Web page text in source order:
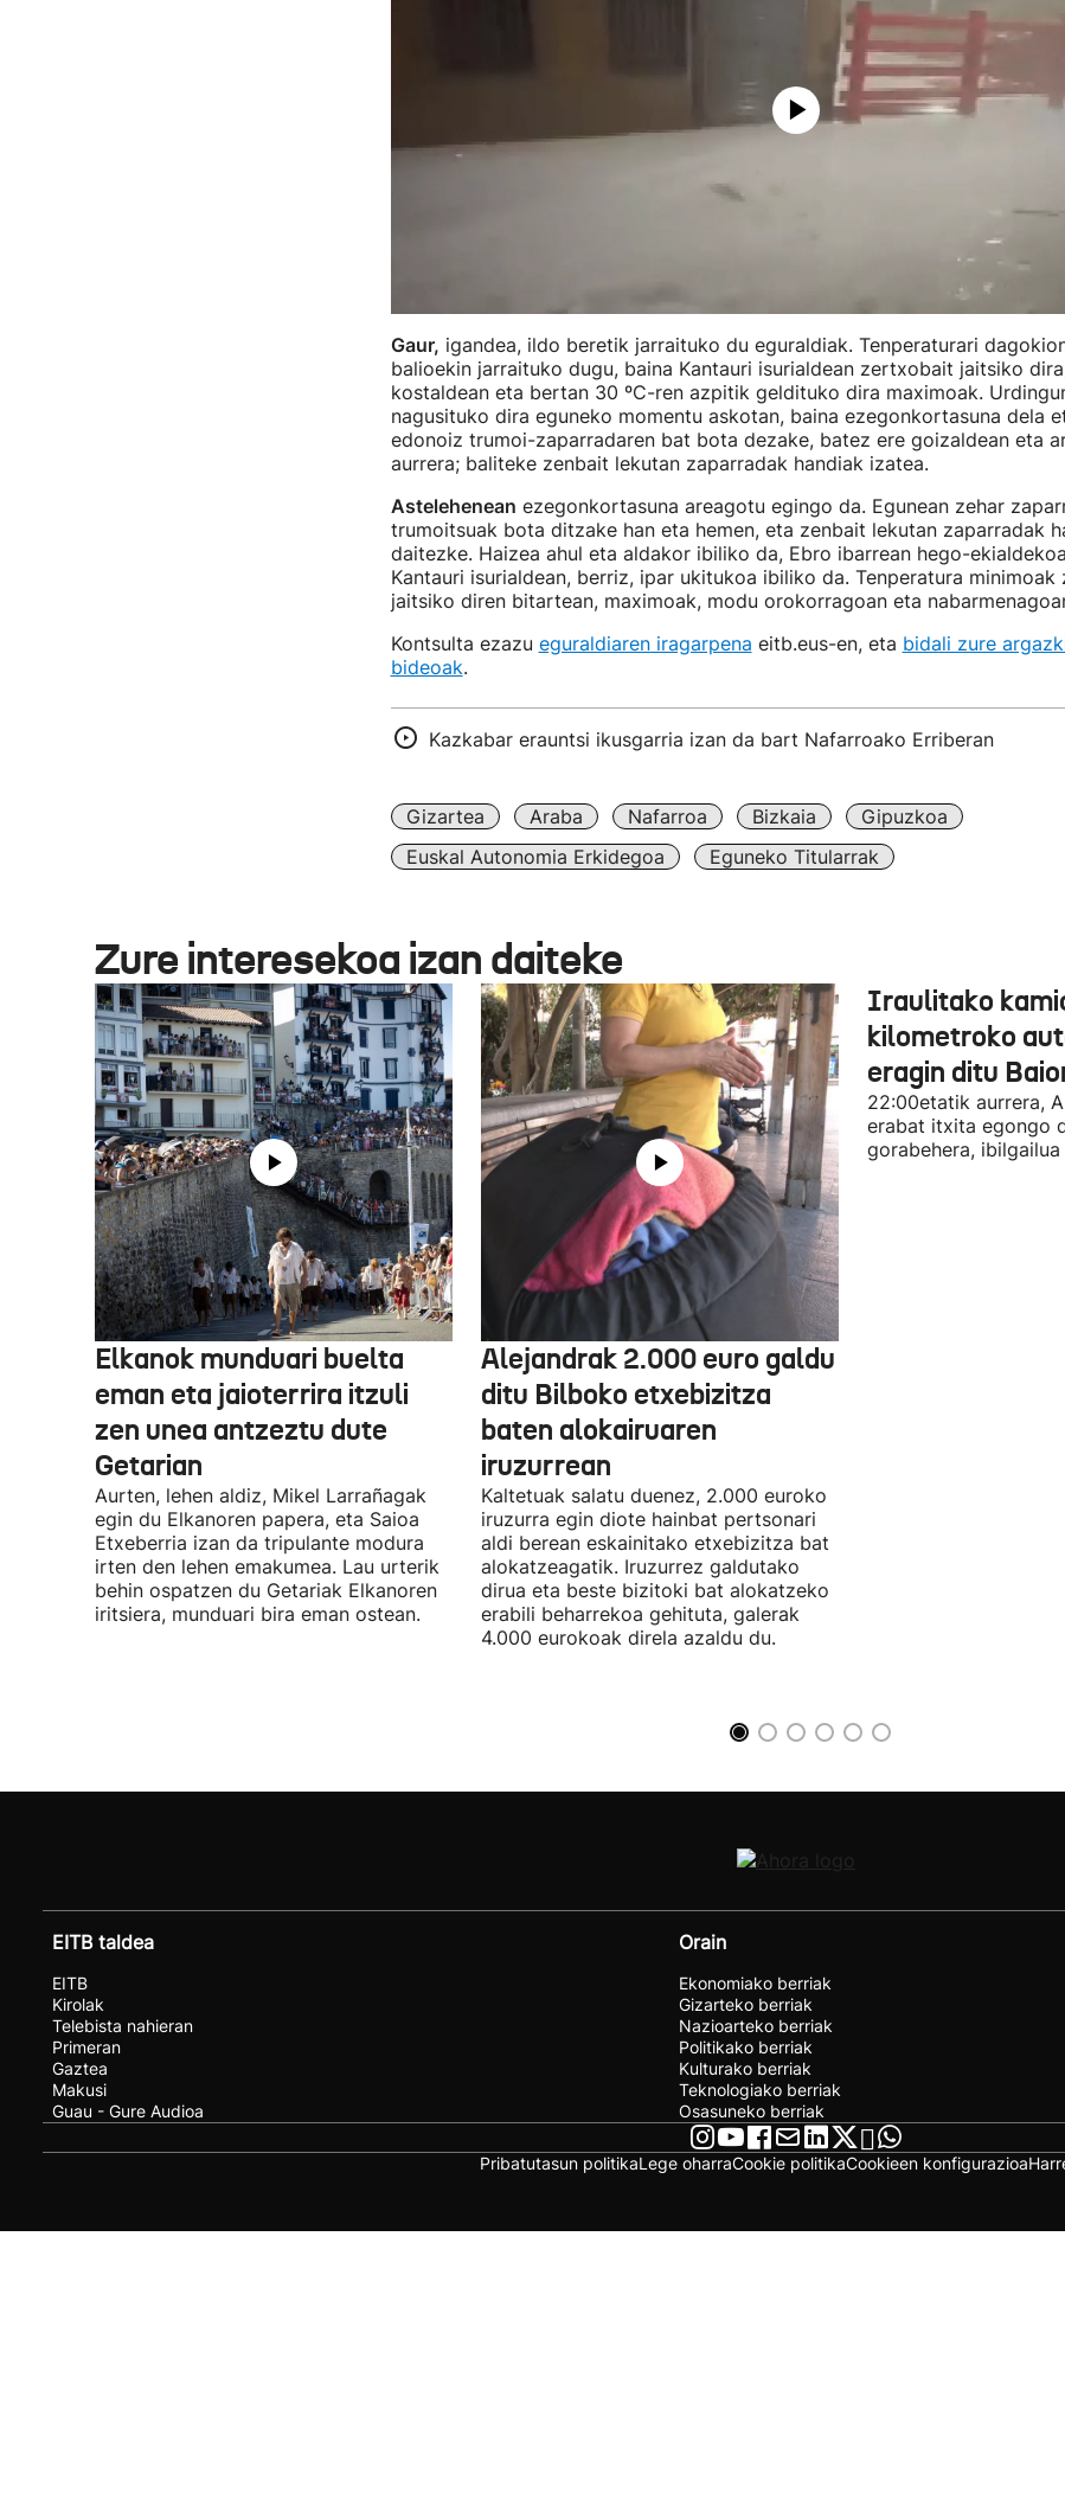
Gaur, igandea, ildo beretik jarraituko du eguraldiak. Tenperaturari
balioekin jarraituko dugu, baina Kantauri isurialdean zertxobait jaitsiko
kostaldean eta bertan 30 ºC-ren azpitik geldituko dira maximoak.
nagusituko dira eguneko momentu askotan, baina ezegonkortasuna dela
edonoiz trumoi-zaparradaren bat bota dezake, batez ere goizaldean eta
aurrera; baliteke zenbait lekutan zaparradak handiak izatea.
Astelehenean ezegonkortasuna areagotu egingo da. Egunean zehar
trumoitsuak bota ditzake han eta hemen, eta zenbait lekutan zaparradak
daitezke. Haizea ahul eta aldakor ibiliko da, Ebro ibarrean hego-
Kantauri isurialdean, berriz, ipar ukitukoa ibiliko da. Tenperatura
jaitsiko diren bitartean, maximoak, modu orokorragoan eta
Kontsulta ezazu eguraldiaren iragarpena eitb.eus-en, eta bidali zure
bideoak.
Kazkabar erauntsi ikusgarria izan da bart Nafarroako Erriberan
Gizartea Araba Nafarroa Bizkaia
Gipuzkoa
Euskal Autonomia Erkidegoa
Eguneko Titularrak
Zure interesekoa izan daiteke
Elkanok munduari buelta
eman eta jaioterrira itzuli
zen unea antzeztu dute
Getarian
Aurten, lehen aldiz, Mikel Larrañagak
egin du Elkanoren papera, eta Saioa
Etxeberria izan da tripulante modura
irten den lehen emakumea. Lau urterik
behin ospatzen du Getariak Elkanoren
iritsiera, munduari bira eman ostean.
Alejandrak 2.000 euro galdu
ditu Bilboko etxebizitza
baten alokairuaren
iruzurrean
Kaltetuak salatu duenez, 2.000 euroko
iruzurra egin diote hainbat pertsonari
aldi berean eskainitako etxebizitza bat
alokatzeagatik. Iruzurrez galdutako
dirua eta beste bizitoki bat alokatzeko
erabili beharrekoa gehituta, galerak
4.000 eurokoak direla azaldu du.
Iraulitako
kilometroko
eragin ditu
22:00etatik aurrera,
erabat itxita egongo
gorabehera,
EITB taldea
EITB
Kirolak
Telebista nahieran
Primeran
Gaztea
Makusi
Guau - Gure Audioa
Orain
Ekonomiako berriak
Gizarteko berriak
Nazioarteko berriak
Politikako berriak
Kulturako berriak
Teknologiako berriak
Osasuneko berriak
Pribatutasun politikaLege oharraCookie politikaCookieen konfigurazioa